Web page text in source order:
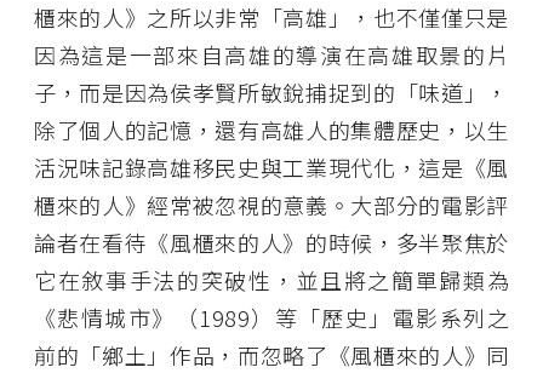
櫃來的人》之所以非常「高雄」，也不僅僅只是
因為這是一部來自高雄的導演在高雄取景的片
子，而是因為侯孝賢所敏銳捕捉到的「味道」，
除了個人的記憶，還有高雄人的集體歷史，以生
活況味記錄高雄移民史與工業現代化，這是《風
櫃來的人》經常被忽視的意義。大部分的電影評
論者在看待《風櫃來的人》的時候，多半聚焦於
它在敘事手法的突破性，並且將之簡單歸類為
《悲情城市》（1989）等「歷史」電影系列之
前的「鄉土」作品，而忽略了《風櫃來的人》同